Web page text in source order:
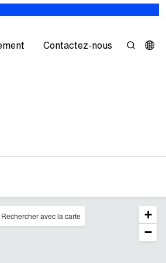
Contactez-nous
+
−
Rechercher avec la carte